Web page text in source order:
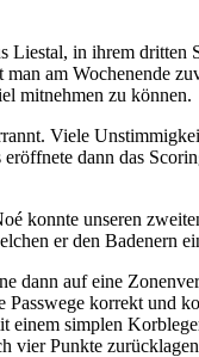
Liestal, in ihrem
am Wochenende
mitnehmen zu können.
Viele
dann das
konnte unseren
er den Badenern
dann auf eine
korrekt und
einem simplen
Punkte